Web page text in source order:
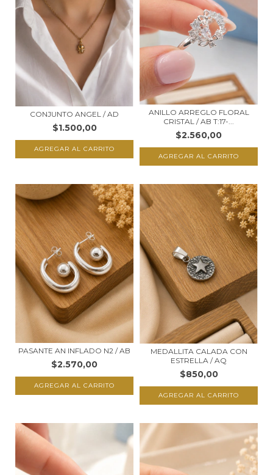
CONJUNTO ANGEL / AD
$1.500,00
ANILLO ARREGLO FLORAL
CRISTAL / AB T:17-...
$2.560,00
PASANTE AN INFLADO N2 / AB
$2.570,00
MEDALLITA CALADA CON
ESTRELLA / AQ
$850,00